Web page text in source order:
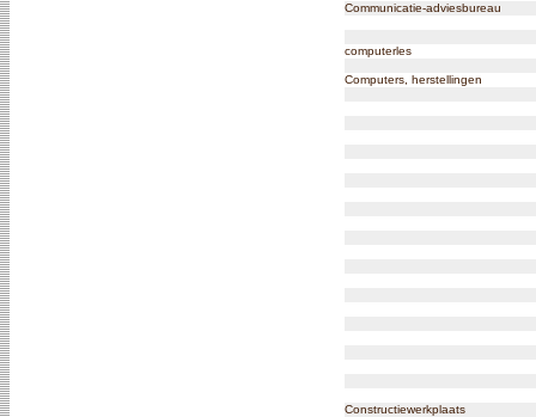
Communicatie-adviesbureau
computerles
Computers, herstellingen
Constructiewerkplaats